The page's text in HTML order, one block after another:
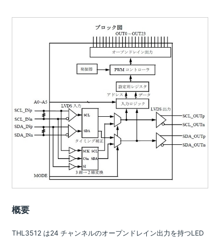
概要
THL3512 は24 チャンネルのオープンドレイン出力を持つLED